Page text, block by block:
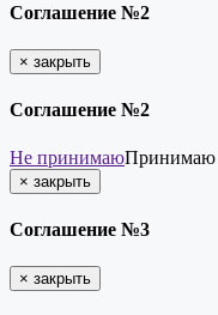
Соглашение №2
× закрыть
Соглашение №2
Не принимаюПринимаю
× закрыть
Соглашение №3
× закрыть